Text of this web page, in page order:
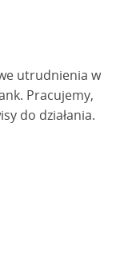
utrudnienia w
Pracujemy,
do działania.